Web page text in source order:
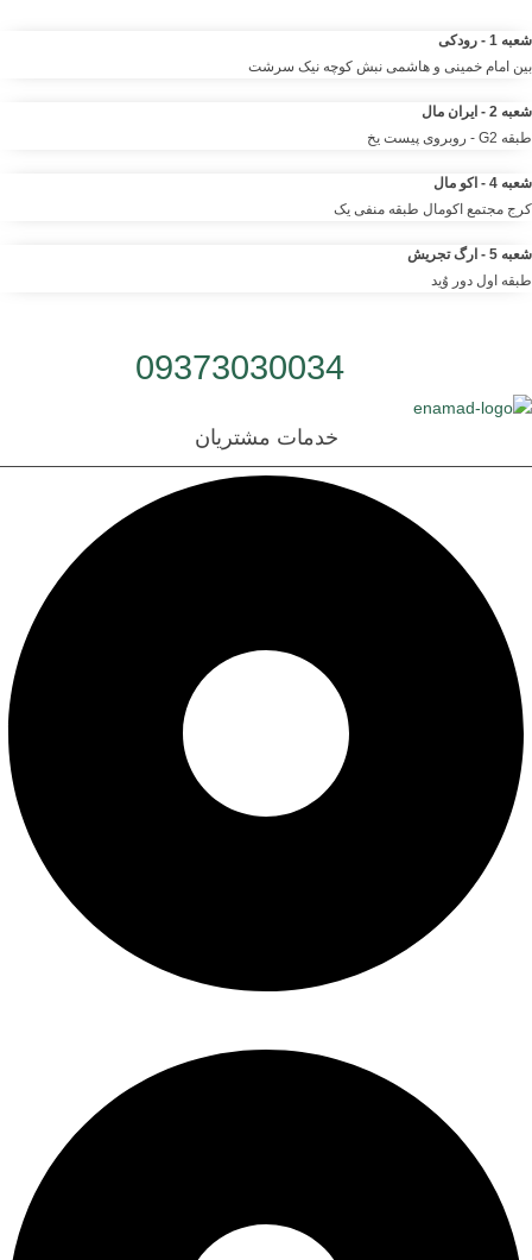
شعبه 1 - رودکی
بین امام خمینی و هاشمی نبش کوچه نیک سرشت
شعبه 2 - ایران مال
طبقه G2 - روبروی پیست یخ
شعبه 4 - اکو مال
کرج مجتمع اکومال طبقه منفی یک
شعبه 5 - ارگ تجریش
طبقه اول دور وُید
09373030034
خدمات مشتریان